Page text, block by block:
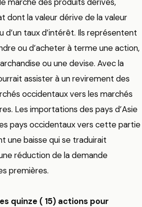
dont la valeur dérive de la valeur
d’un taux d’intérêt. Ils représentent
ou d’acheter à terme une action,
ou une devise. Avec la
assister à un revirement des
occidentaux vers les marchés
Les importations des pays d’Asie
pays occidentaux vers cette partie
une baisse qui se traduirait
réduction de la demande
premières.
quinze ( 15) actions pour